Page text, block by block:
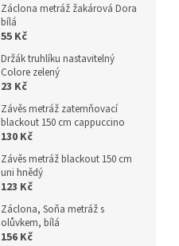
Záclona metráž žakárová Dora
bílá
55 Kč
Držák truhlíku nastavitelný
Colore zelený
23 Kč
Závěs metráž zatemňovací
blackout 150 cm cappuccino
130 Kč
Závěs metráž blackout 150 cm
uni hnědý
123 Kč
Záclona, Soňa metráž s
olůvkem, bílá
156 Kč